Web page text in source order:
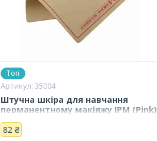
Топ
35004
Штучна шкіра для навчання
перманентному макіяжу IPM (Pink)
82 ₴